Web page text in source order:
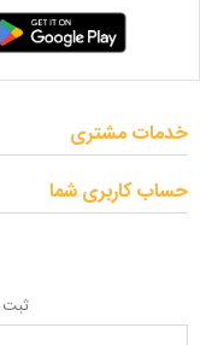
ثبت
خدمات مشتری
حساب کاربری شما